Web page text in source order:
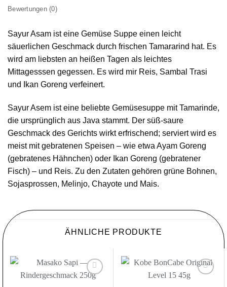
Bewertungen (0)
Sayur Asam ist eine Gemüse Suppe einen leicht
säuerlichen Geschmack durch frischen Tamararind hat. Es
wird am liebsten an heißen Tagen als leichtes
Mittagesssen gegessen. Es wird mir Reis, Sambal Trasi
und Ikan Goreng verfeinert.
Sayur Asem ist eine beliebte Gemüsesuppe mit Tamarinde,
die ursprünglich aus Java stammt. Der süß-saure
Geschmack des Gerichts wirkt erfrischend; serviert wird es
meist mit gebratenen Speisen – wie etwa Ayam Goreng
(gebratenes Hähnchen) oder Ikan Goreng (gebratener
Fisch) – und Reis. Zu den Zutaten gehören grüne Bohnen,
Sojasprossen, Melinjo, Chayote und Mais.
ÄHNLICHE PRODUKTE